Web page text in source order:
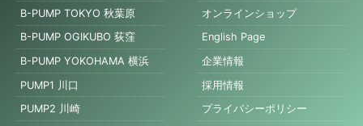
B-PUMP TOKYO 秋葉原
B-PUMP OGIKUBO 荻窪
B-PUMP YOKOHAMA 横浜
PUMP1 川口
PUMP2 川崎
オンラインショップ
English Page
企業情報
採用情報
プライバシーポリシー